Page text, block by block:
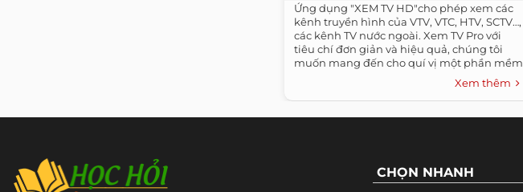
Ứng dụng "XEM TV HD"cho phép xem các
kênh truyền hình của VTV, VTC, HTV, SCTV…,
các kênh TV nước ngoài. Xem TV Pro với
tiêu chí đơn giản và hiệu quả, chúng tôi
muốn mang đến cho quí vị một phần mềm
Xem thêm
CHỌN NHANH